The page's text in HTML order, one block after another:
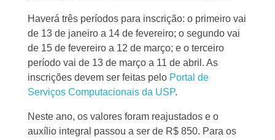
Haverá três períodos para inscrição: o primeiro vai
de 13 de janeiro a 14 de fevereiro; o segundo vai
de 15 de fevereiro a 12 de março; e o terceiro
período vai de 13 de março a 11 de abril. As
inscrições devem ser feitas pelo Portal de
Serviços Computacionais da USP.
Neste ano, os valores foram reajustados e o
auxílio integral passou a ser de R$ 850. Para os